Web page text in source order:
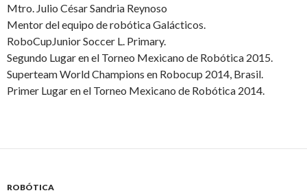
Mtro. Julio César Sandria Reynoso
Mentor del equipo de robótica Galácticos.
RoboCupJunior Soccer L. Primary.
Segundo Lugar en el Torneo Mexicano de Robótica 2015.
Superteam World Champions en Robocup 2014, Brasil.
Primer Lugar en el Torneo Mexicano de Robótica 2014.
ROBÓTICA